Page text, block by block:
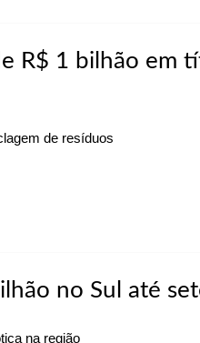
R$ 1 bilhão em
de resíduos
no Sul até
na região